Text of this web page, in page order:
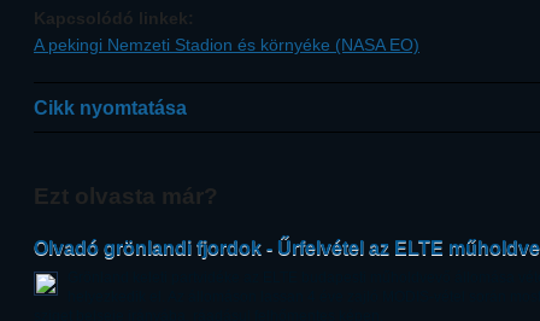
Kapcsolódó linkek:
A pekingi Nemzeti Stadion és környéke (NASA EO)
Cikk nyomtatása
Ezt olvasta már?
Olvadó grönlandi fjordok - Űrfelvétel az ELTE